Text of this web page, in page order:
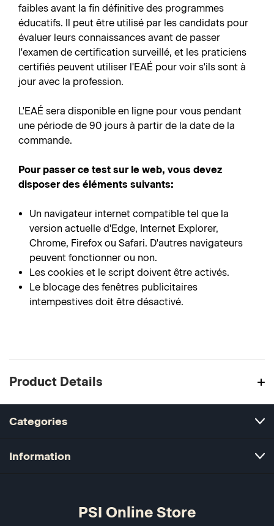
faibles avant la fin définitive des programmes
éducatifs. Il peut être utilisé par les candidats pour
évaluer leurs connaissances avant de passer
l'examen de certification surveillé, et les praticiens
certifiés peuvent utiliser l'EAÉ pour voir s'ils sont à
jour avec la profession.
L'EAÉ sera disponible en ligne pour vous pendant
une période de 90 jours à partir de la date de la
commande.
Pour passer ce test sur le web, vous devez
disposer des éléments suivants:
Un navigateur internet compatible tel que la
version actuelle d'Edge, Internet Explorer,
Chrome, Firefox ou Safari. D'autres navigateurs
peuvent fonctionner ou non.
Les cookies et le script doivent être activés.
Le blocage des fenêtres publicitaires
intempestives doit être désactivé.
Product Details
Categories
Information
PSI Online Store